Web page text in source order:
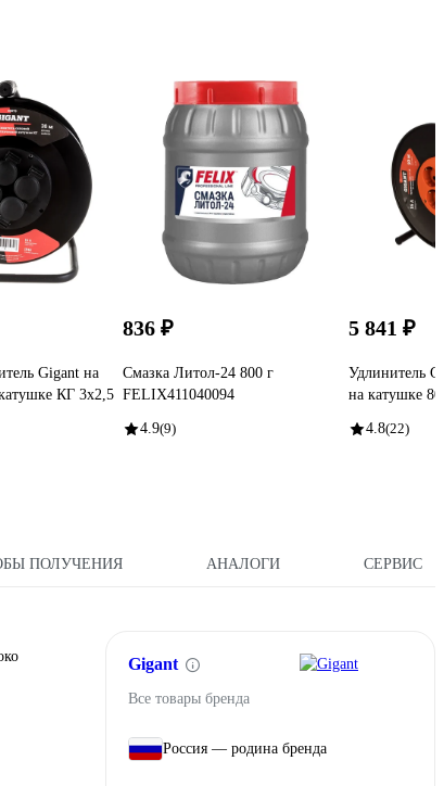
Gigant на
КГ 3x2,5
836 ₽
Смазка Литол-24 800 г
FELIX411040094
4.9(9)
5 841 ₽
Удлинитель
на катушке
4.8(22)
ПОЛУЧЕНИЯ АНАЛОГИ СЕРВИС
Gigant
Все товары бренда
Россия — родина бренда